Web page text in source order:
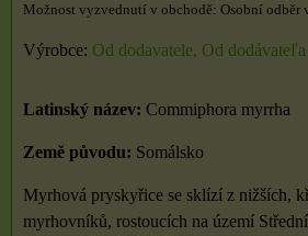
Osobní odběr
Výrobce: Od dodavatele, Od dodávateľa
Latinský název: Commiphora myrrha
Země původu: Somálsko
Myrhová pryskyřice se sklízí z nižších,
myrhovníků, rostoucích na území